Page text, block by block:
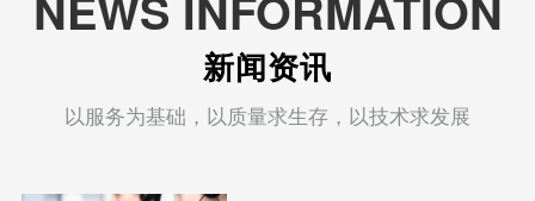
新闻资讯
以服务为基础，以质量求生存，以技术求发展